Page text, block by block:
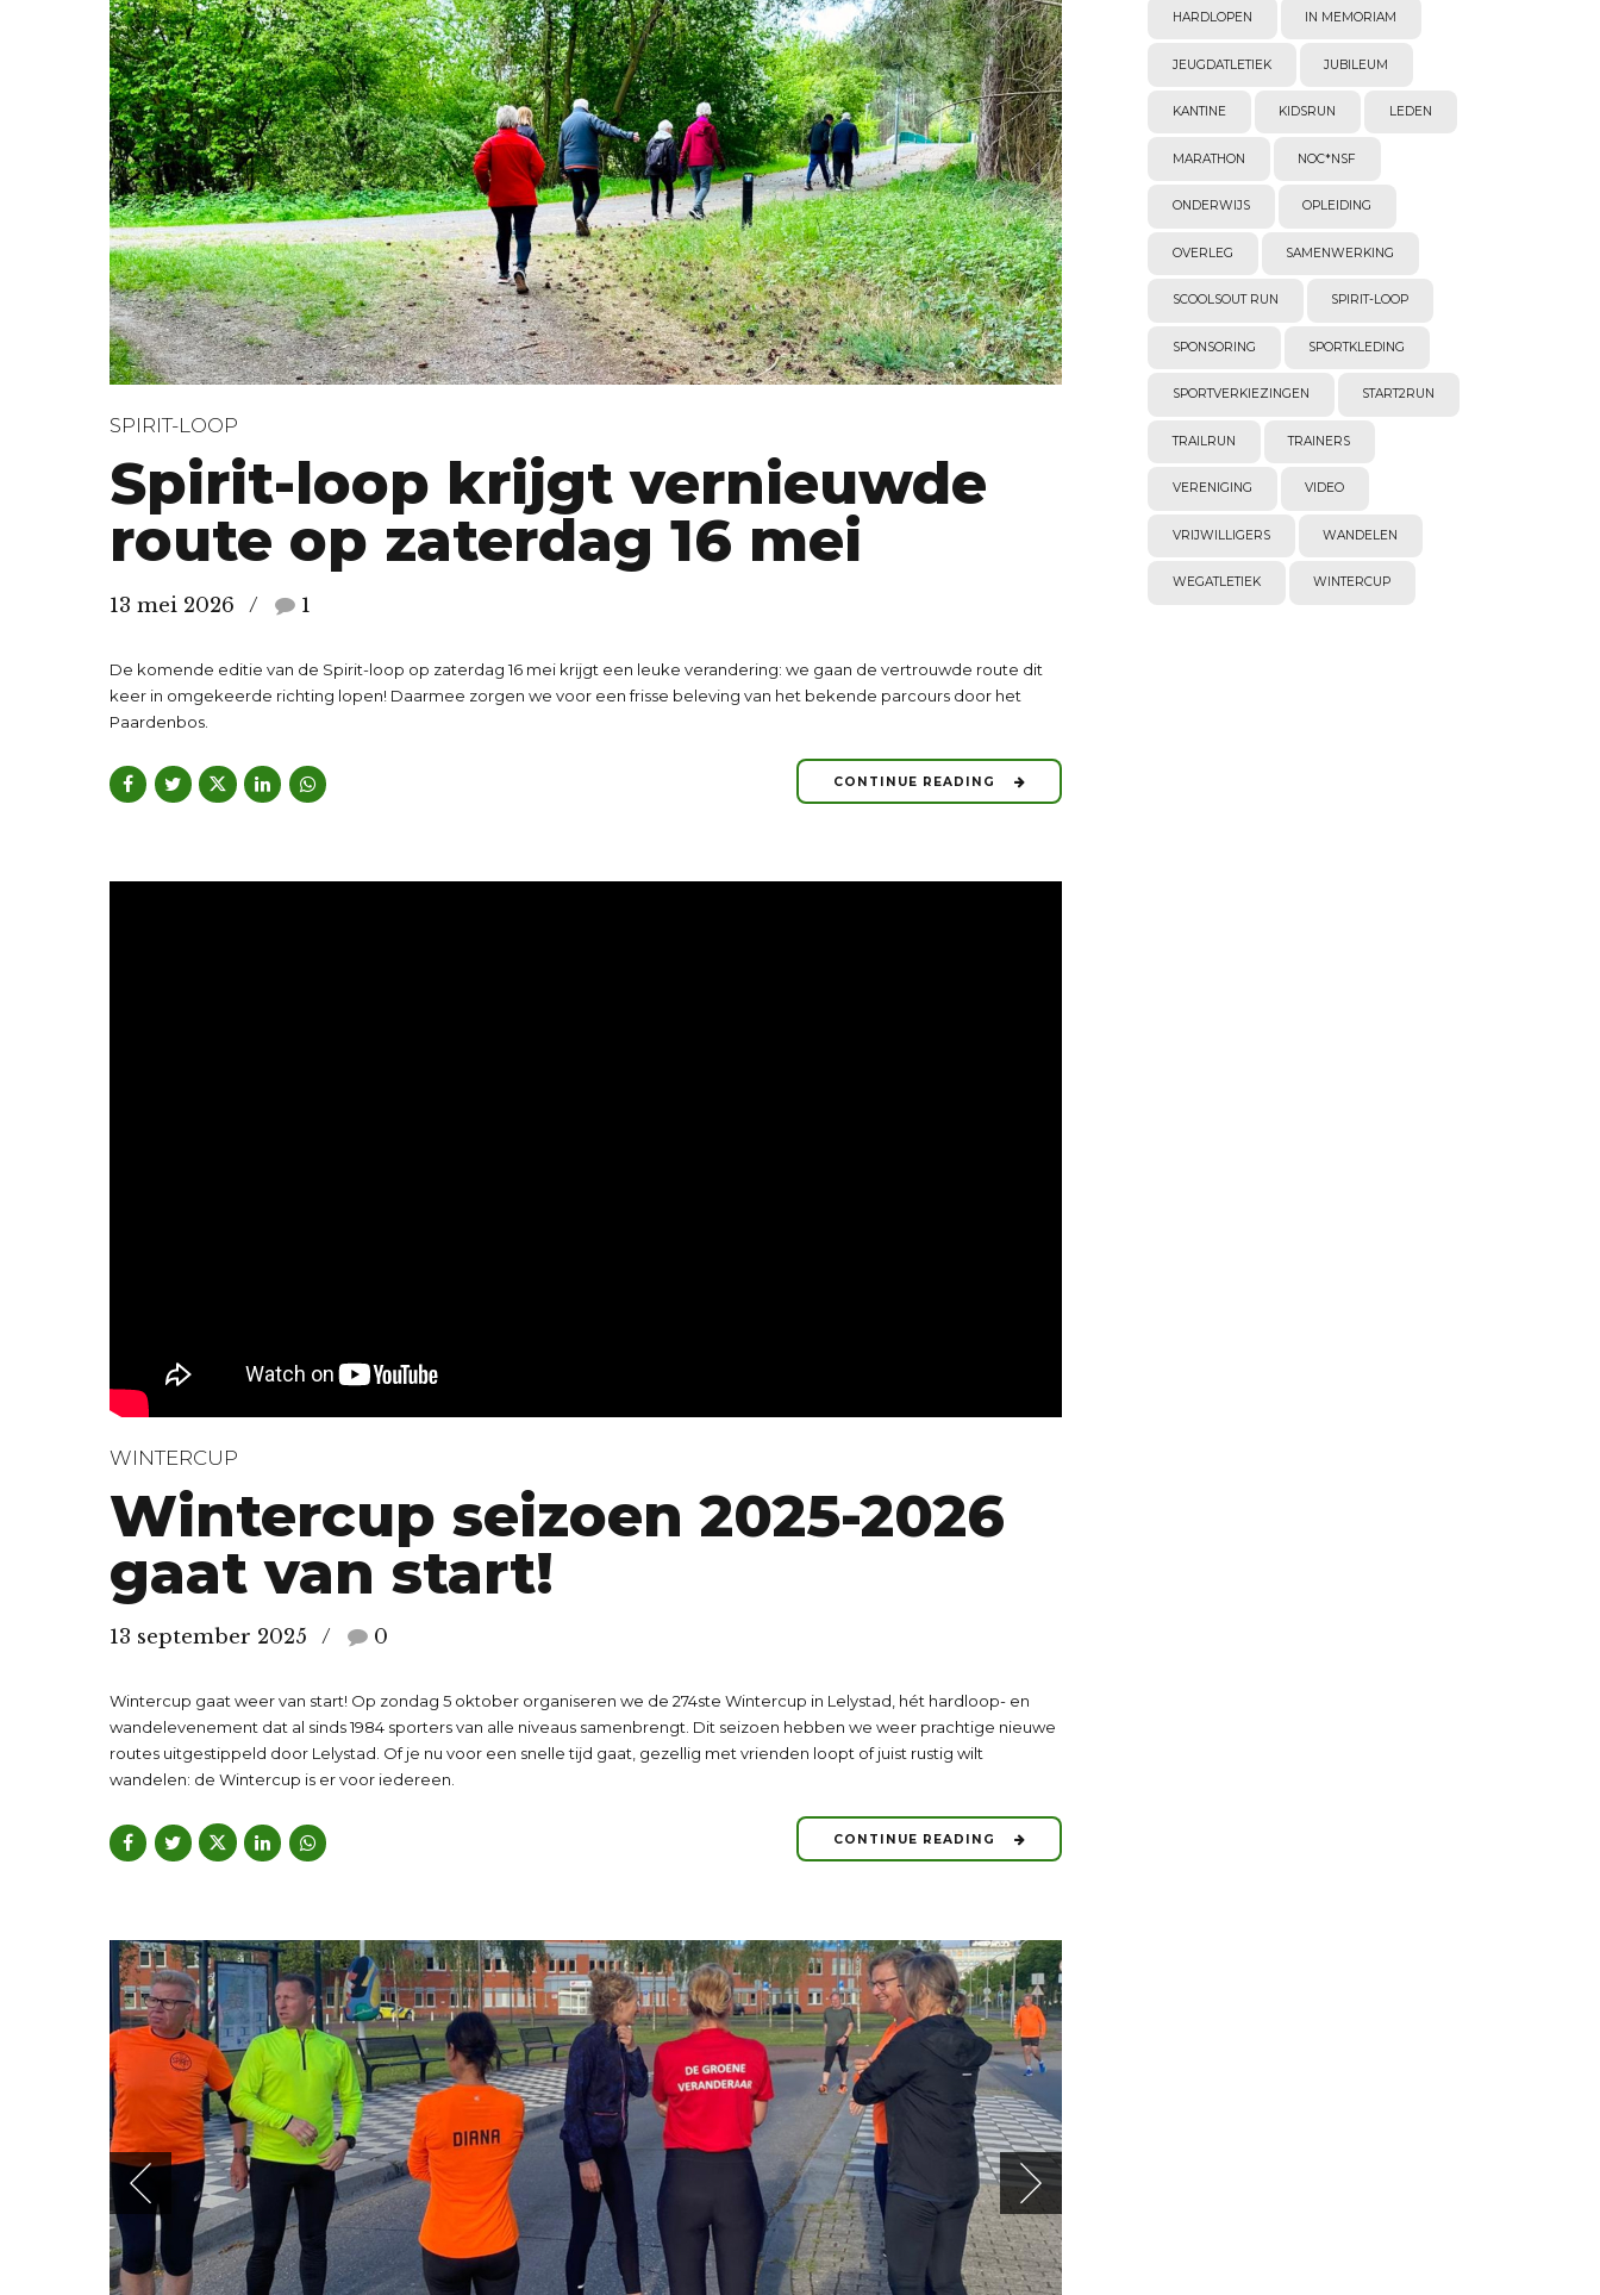
SPIRIT-LOOP
Spirit-loop krijgt vernieuwde
route op zaterdag 16 mei
13 mei 2026 1
De komende editie van de Spirit-loop op zaterdag 16 mei krijgt een leuke verandering: we gaan de vertrouwde route dit
keer in omgekeerde richting lopen! Daarmee zorgen we voor een frisse beleving van het bekende parcours door het
Paardenbos.
CONTINUE READING
WINTERCUP
Wintercup seizoen 2025-2026
gaat van start!
13 september 2025 0
Wintercup gaat weer van start! Op zondag 5 oktober organiseren we de 274ste Wintercup in Lelystad, hét hardloop- en
wandelevenement dat al sinds 1984 sporters van alle niveaus samenbrengt. Dit seizoen hebben we weer prachtige nieuwe
routes uitgestippeld door Lelystad. Of je nu voor een snelle tijd gaat, gezellig met vrienden loopt of juist rustig wilt
wandelen: de Wintercup is er voor iedereen.
CONTINUE READING
HARDLOPEN IN MEMORIAM
JEUGDATLETIEK JUBILEUM
KANTINE KIDSRUN LEDEN
MARATHON NOC*NSF
ONDERWIJS OPLEIDING
OVERLEG SAMENWERKING
SCOOLSOUT RUN SPIRIT-LOOP
SPONSORING SPORTKLEDING
SPORTVERKIEZINGEN START2RUN
TRAILRUN TRAINERS
VERENIGING VIDEO
VRIJWILLIGERS WANDELEN
WEGATLETIEK WINTERCUP